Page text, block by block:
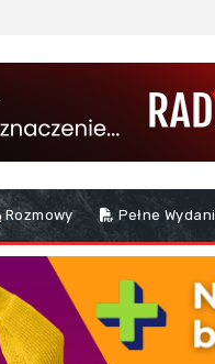
Rozmowy Pełne